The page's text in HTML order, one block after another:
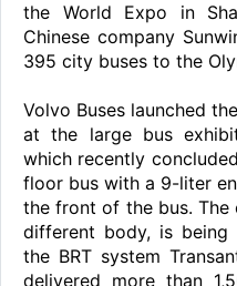
the World Expo in
Chinese company
395 city buses to the
Volvo Buses launched
at the large bus
which recently
floor bus with a 9-liter
the front of the bus. The
different body, is being
the BRT system
delivered more than